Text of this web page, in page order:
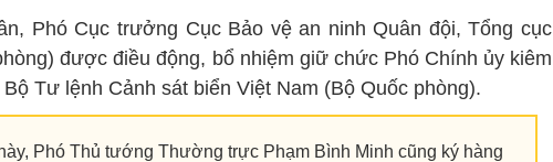
Phó Cục trưởng Cục Bảo vệ an ninh Quân đội, Tổng cục
được điều động, bổ nhiệm giữ chức Phó Chính ủy kiêm
Tư lệnh Cảnh sát biển Việt Nam (Bộ Quốc phòng).
Phó Thủ tướng Thường trực Phạm Bình Minh cũng ký hàng